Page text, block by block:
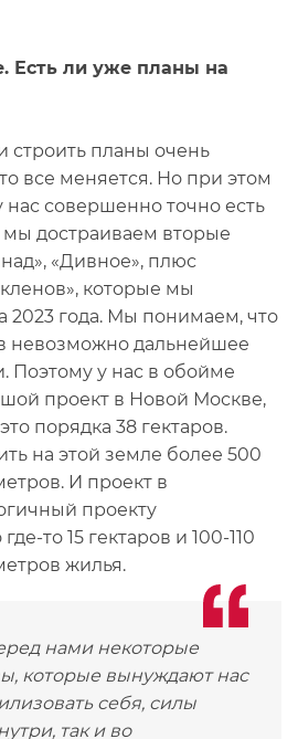
Есть ли уже планы на
строить планы очень
все меняется. Но при этом
совершенно точно есть
мы достраиваем вторые
«Дивное», плюс
которые мы
2023 года. Мы понимаем, что
невозможно дальнейшее
Поэтому у нас в обойме
проект в Новой Москве,
порядка 38 гектаров.
на этой земле более 500
И проект в
проекту
то 15 гектаров и 100-110
жилья.
нами некоторые
которые вынуждают нас
себя, силы
так и во